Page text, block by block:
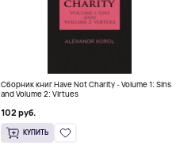
Сборник книг Have Not Charity - Volume 1: Sins
and Volume 2: Virtues
102 руб.
КУПИТЬ